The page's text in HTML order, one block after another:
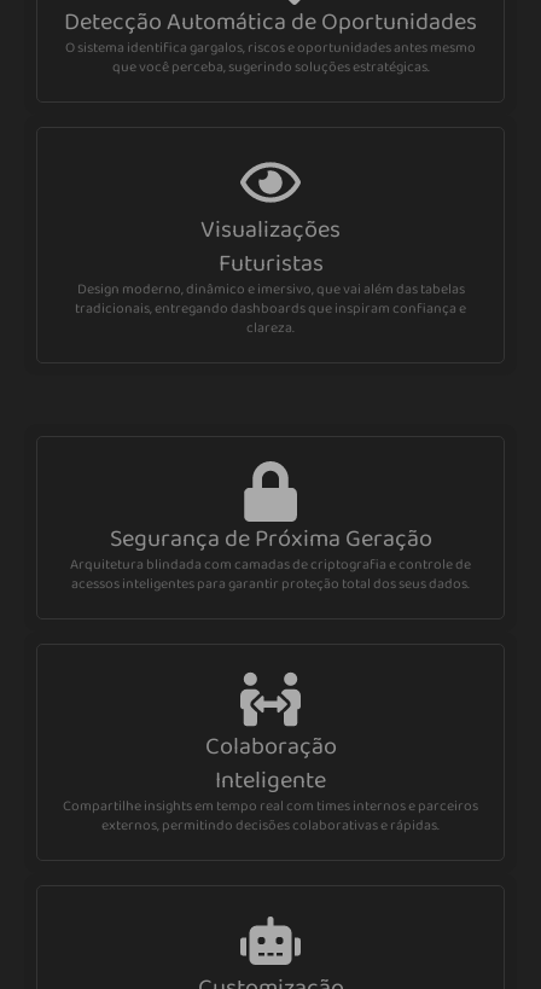
Detecção Automática de Oportunidades
O sistema identifica gargalos, riscos e oportunidades antes mesmo
que você perceba, sugerindo soluções estratégicas.
Visualizações
Futuristas
Design moderno, dinâmico e imersivo, que vai além das tabelas
tradicionais, entregando dashboards que inspiram confiança e
clareza.
Segurança de Próxima Geração
Arquitetura blindada com camadas de criptografia e controle de
acessos inteligentes para garantir proteção total dos seus dados.
Colaboração
Inteligente
Compartilhe insights em tempo real com times internos e parceiros
externos, permitindo decisões colaborativas e rápidas.